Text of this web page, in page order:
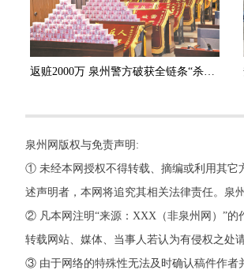
泉州网版权与免责声明:
① 未经本网授权不得转载、摘编或利用其它
述声明者，本网将追究其相关法律责任。泉
② 凡本网注明“来源：XXX（非泉州网）”的
转载网站、媒体、当事人若认为有侵权之处
③ 由于网络的特殊性无法及时确认稿件作者